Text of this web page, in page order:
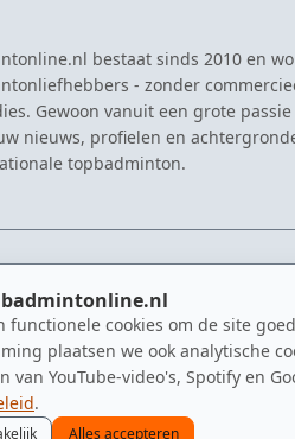
badmintonline.nl
functionele cookies om de site
plaatsen we ook analytische
van YouTube-video's, Spotify en
.
Alles accepteren
bestaat sinds 2010 en
- zonder
Gewoon vanuit een grote
nieuws, profielen en
topbadminton.